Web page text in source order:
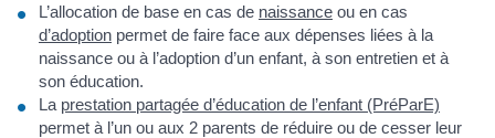
L’allocation de base en cas de naissance ou en cas
d’adoption permet de faire face aux dépenses liées à la
naissance ou à l’adoption d’un enfant, à son entretien et à
son éducation.
La prestation partagée d’éducation de l’enfant (PréParE)
permet à l’un ou aux 2 parents de réduire ou de cesser leur